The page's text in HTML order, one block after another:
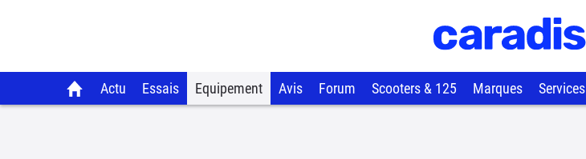
Actu Essais Equipement Avis Forum Scooters & 125 Marques Services